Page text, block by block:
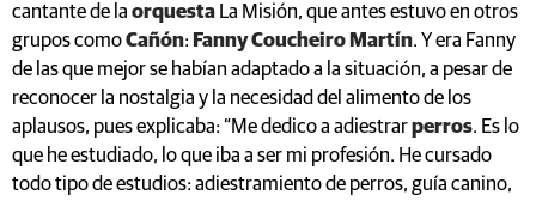
cantante de la orquesta La Misión, que antes estuvo en otros
grupos comoCañón: Fanny Coucheiro Martín. Y era Fanny
de las que mejor se habían adaptado a la situación, a pesar de
reconocer la nostalgia y la necesidad del alimento de los
aplausos, pues explicaba: “Me dedico a adiestrarperros. Es lo
que he estudiado, lo que iba a ser mi profesión. He cursado
todo tipo de estudios: adiestramiento de perros, guía canino,